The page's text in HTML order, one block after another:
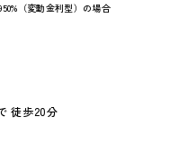
（変動金利型）の場合
徒歩20分